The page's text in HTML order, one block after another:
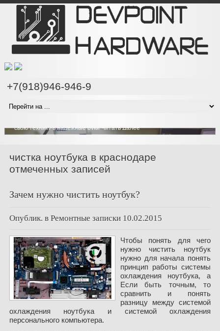
+7(918)946-946-9
Проводим компонентный ремонт техники на любом
Наши специалисты имеют все необходимое оборудование чтобы
свою технику в надежные рукиЧитать Далее
чистка ноутбука в краснодаре
отмеченных записей
Зачем нужно чистить ноутбук?
Опублик. в Ремонтные записки 10.02.2015
Чтобы понять для чего
нужно чистить ноутбук
нужно для начала понять
принцип работы системы
охлаждения ноутбука, а
Если быть точным, то
сравнить и понять
разницу между системой
охлаждения ноутбука и системой охлаждения
персонального компьютера.